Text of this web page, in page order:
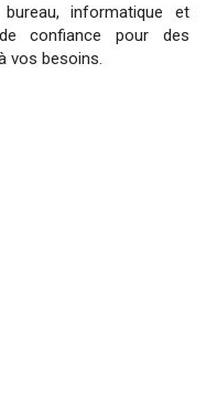
informatique et
confiance pour des
vos besoins.